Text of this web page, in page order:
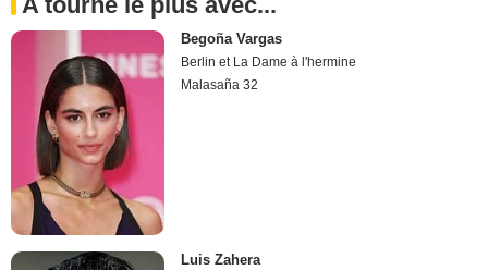
Begoña Vargas
Berlin et La Dame à l'hermine
Malasaña 32
Luis Zahera